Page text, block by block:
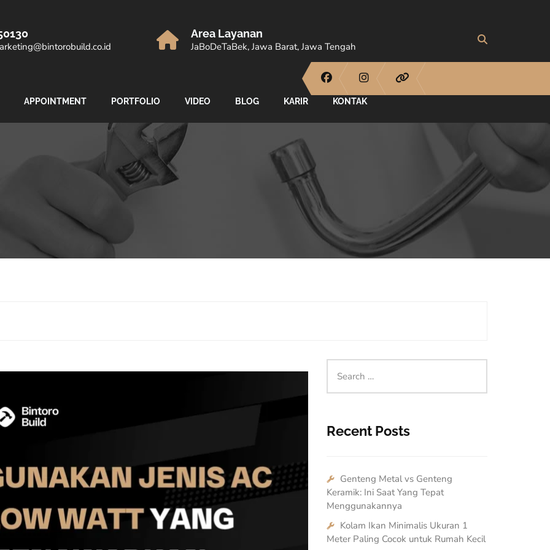
Area Layanan
JaBoDeTaBek, Jawa Barat, Jawa Tengah
APPOINTMENT PORTFOLIO VIDEO BLOG KARIR KONTAK
Recent Posts
Genteng Metal vs Genteng
Keramik: Ini Saat Yang Tepat
Menggunakannya
Kolam Ikan Minimalis Ukuran 1
Meter Paling Cocok untuk Rumah Kecil